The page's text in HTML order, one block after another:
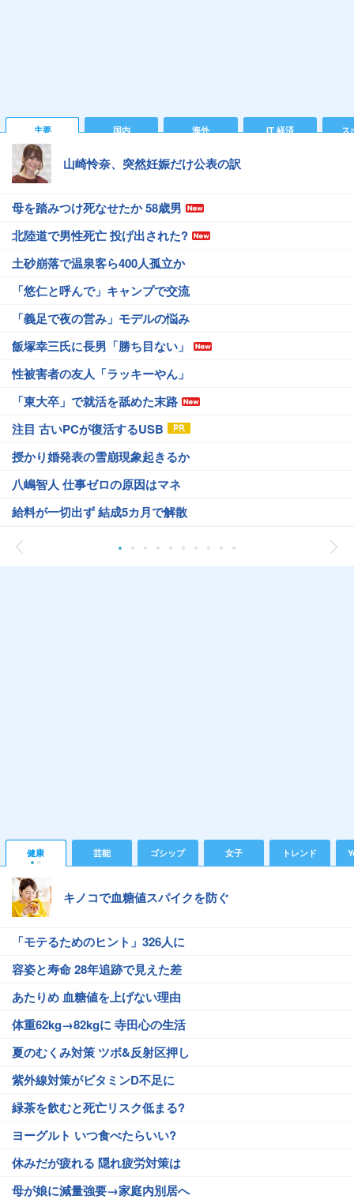
主要 国内 海外 IT 経済 ス
山崎怜奈、突然妊娠だけ公表の訳
母を踏みつけ死なせたか 58歳男
北陸道で男性死亡 投げ出された?
土砂崩落で温泉客ら400人孤立か
「悠仁と呼んで」キャンプで交流
「義足で夜の営み」モデルの悩み
飯塚幸三氏に長男「勝ち目ない」
性被害者の友人「ラッキーやん」
「東大卒」で就活を舐めた末路
注目 古いPCが復活するUSB
授かり婚発表の雪崩現象起きるか
八嶋智人 仕事ゼロの原因はマネ
給料が一切出ず 結成5カ月で解散
健康 芸能 ゴシップ 女子 トレンド
キノコで血糖値スパイクを防ぐ
「モテるためのヒント」326人に
容姿と寿命 28年追跡で見えた差
あたりめ 血糖値を上げない理由
体重62kg→82kgに 寺田心の生活
夏のむくみ対策 ツボ&反射区押し
紫外線対策がビタミンD不足に
緑茶を飲むと死亡リスク低まる?
ヨーグルト いつ食べたらいい?
休みだが疲れる 隠れ疲労対策は
母が娘に減量強要→家庭内別居へ